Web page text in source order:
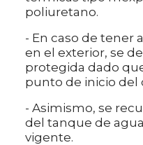
poliuretano.
- En caso de tener
en el exterior, se
protegida dado
punto de inicio del
- Asimismo, se
del tanque de
vigente.